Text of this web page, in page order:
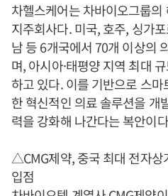
차헬스케어는 차바이오그룹
지주회사다. 미국, 호주, 싱가
남 등 6개국에서 70개 이상의
며, 아시아·태평양 지역 최대
하고 있다. 이를 기반으로 스
한 혁신적인 의료 솔루션을 개
력을 강화해 나간다는 복안이
△CMG제약, 중국 최대 전자상
입점